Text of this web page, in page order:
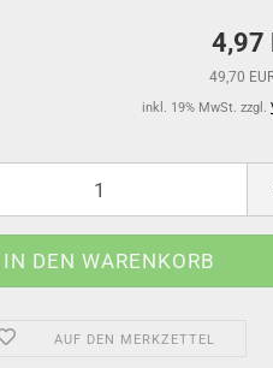
4,97
49,70
inkl. 19% MwSt. zzgl.
AUF DEN MERKZETTEL